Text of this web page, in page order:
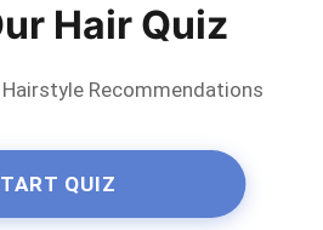
ανάπτυξη των μαλλιών:
και πώς να το
χτενίσματα για μεγάλες
αναδεικνύει τα καστανά
Hair Quiz
Recommendations
QUIZ